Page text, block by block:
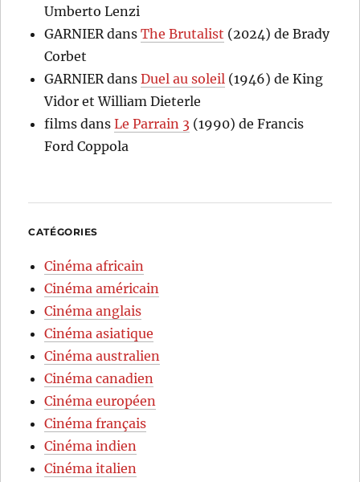
Umberto Lenzi
GARNIERdansThe Brutalist (2024) de Brady
Corbet
GARNIERdansDuel au soleil (1946) de King
Vidor et William Dieterle
films dansLe Parrain 3 (1990) de Francis
Ford Coppola
CATÉGORIES
Cinéma africain
Cinéma américain
Cinéma anglais
Cinéma asiatique
Cinéma australien
Cinéma canadien
Cinéma européen
Cinéma français
Cinéma indien
Cinéma italien